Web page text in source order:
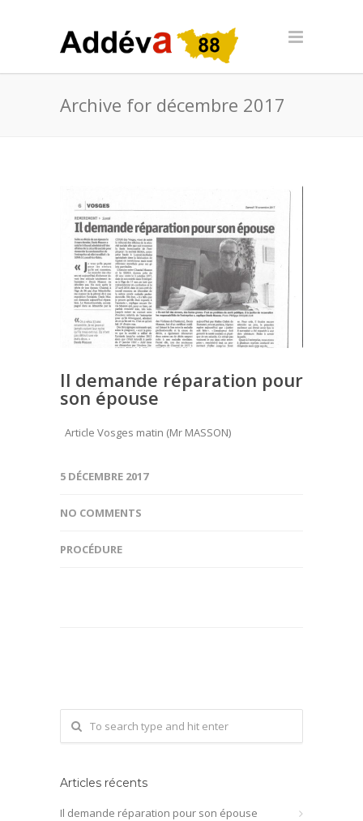
Archive for décembre 2017
Il demande réparation pour
son épouse
Article Vosges matin (Mr MASSON)
5 DÉCEMBRE 2017
NO COMMENTS
PROCÉDURE
Articles récents
Il demande réparation pour son épouse